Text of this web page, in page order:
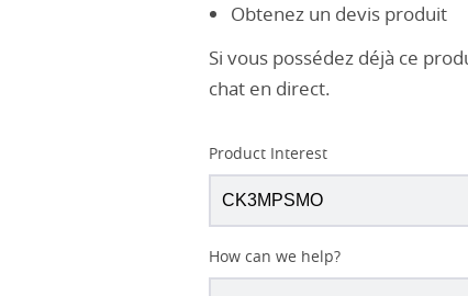
Obtenez un devis produit
Si vous possédez déjà ce
chat en direct.
Product Interest
How can we help?